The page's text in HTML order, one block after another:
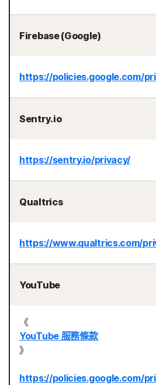
Firebase (Google)
https://policies.google.com/
Sentry.io
https://sentry.io/privacy/
Qualtrics
https://www.qualtrics.com/
YouTube
《
YouTube 服務條款
》
https://policies.google.com/